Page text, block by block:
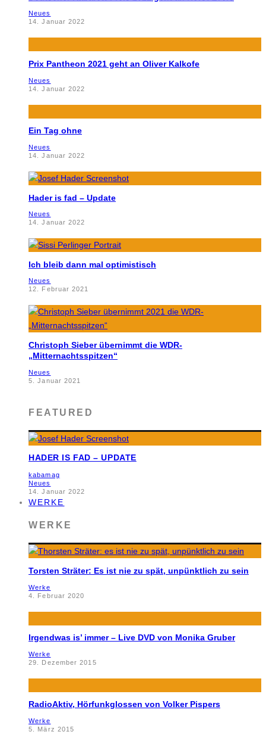
Neues
14. Januar 2022
Prix Pantheon 2021 geht an Oliver Kalkofe
Neues
14. Januar 2022
Ein Tag ohne
Neues
14. Januar 2022
Hader is fad – Update
Neues
14. Januar 2022
Ich bleib dann mal optimistisch
Neues
12. Februar 2021
Christoph Sieber übernimmt die WDR-
„Mitternachtsspitzen“
Neues
5. Januar 2021
FEATURED
HADER IS FAD – UPDATE
kabamag
Neues
14. Januar 2022
WERKE
WERKE
Torsten Sträter: Es ist nie zu spät, unpünktlich zu sein
Werke
4. Februar 2020
Irgendwas is’ immer – Live DVD von Monika Gruber
Werke
29. Dezember 2015
RadioAktiv, Hörfunkglossen von Volker Pispers
Werke
5. März 2015